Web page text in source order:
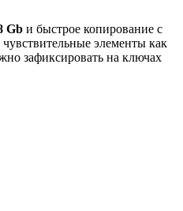
Gb и быстрое копирование с
элементы как
зафиксировать на ключах